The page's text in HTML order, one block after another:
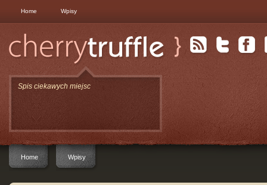
Home Wpisy
Spis ciekawych miejsc
Home Wpisy